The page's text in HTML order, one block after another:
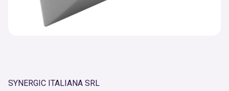
SYNERGIC ITALIANA SRL